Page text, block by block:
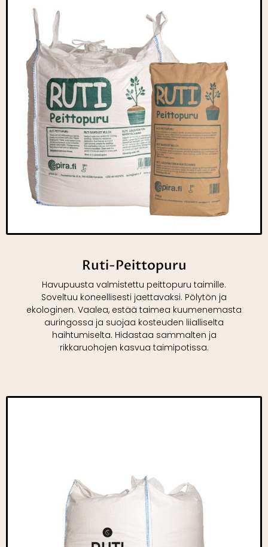
Ruti-Peittopuru
Havupuusta valmistettu peittopuru taimille.
Soveltuu koneellisesti jaettavaksi. Pölytön ja
ekologinen. Vaalea, estää taimea kuumenemasta
auringossa ja suojaa kosteuden liialliselta
haihtumiselta. Hidastaa sammalten ja
rikkaruohojen kasvua taimipotissa.